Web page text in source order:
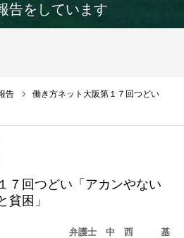
告をしています
告
働き方ネット大阪第１７回つどい
７回つどい「アカンやない
困」
弁護士 中 西 基